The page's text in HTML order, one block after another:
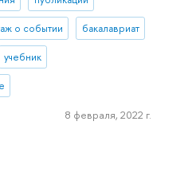
о событии бакалавриат
учебник
8 февраля, 2022 г.